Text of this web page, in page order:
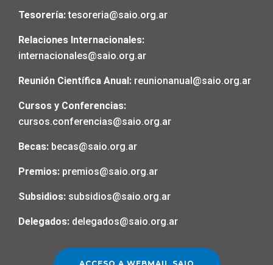
Tesorería:tesoreria@saio.org.ar
Relaciones Internacionales:
internacionales@saio.org.ar
Reunión Científica Anual: reunionanual@saio.org.ar
Cursos y Conferencias:
cursos.conferencias@saio.org.ar
Becas: becas@saio.org.ar
Premios: premios@saio.org.ar
Subsidios: subsidios@saio.org.ar
Delegados: delegados@saio.org.ar